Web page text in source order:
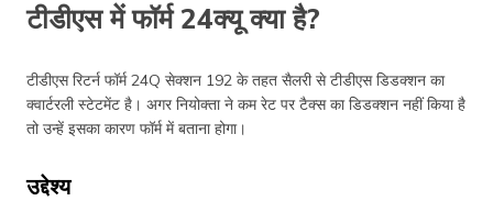
टीडीएस में फॉर्म 24क्यू क्या है?
टीडीएस रिटर्न फॉर्म 24Q सेक्शन 192 के तहत सैलरी से टीडीएस डिडक्शन का
क्वार्टरली स्टेटमेंट है। अगर नियोक्ता ने कम रेट पर टैक्स का डिडक्शन नहीं किया है
तो उन्हें इसका कारण फॉर्म में बताना होगा।
उद्देश्य